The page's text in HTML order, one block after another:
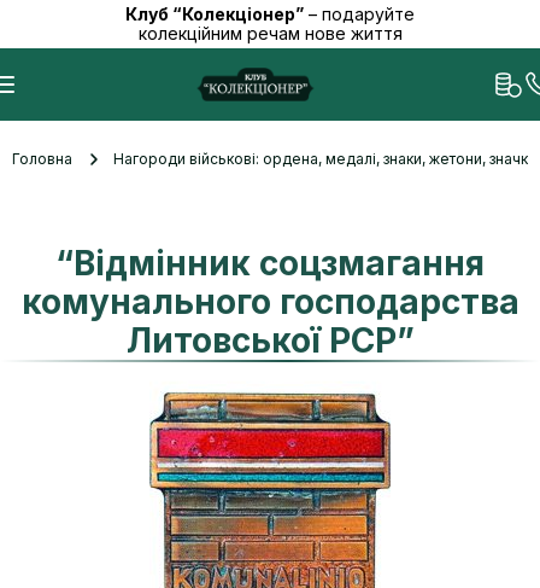
Клуб “Колекціонер” – подаруйте
колекційним речам нове життя
Головна Нагороди військові: ордена, медалі, знаки, жетони,
“Відмінник соцзмагання
комунального господарства
Литовської РСР”